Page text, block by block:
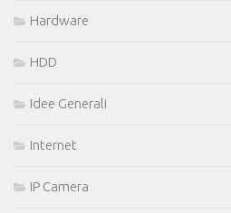
Hardware
HDD
Idee Generali
Internet
IP Camera